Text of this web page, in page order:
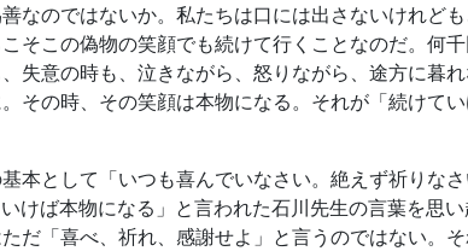
なのではないか。私たちは口には出さないけれど
そこの偽物の笑顔でも続けて行くことなのだ。何
失意の時も、泣きながら、怒りながら、途方に暮
その時、その笑顔は本物になる。それが「続けて
本として「いつも喜んでいなさい。絶えず祈りな
けば本物になる」と言われた石川先生の言葉を思
だ「喜べ、祈れ、感謝せよ」と言うのではない。